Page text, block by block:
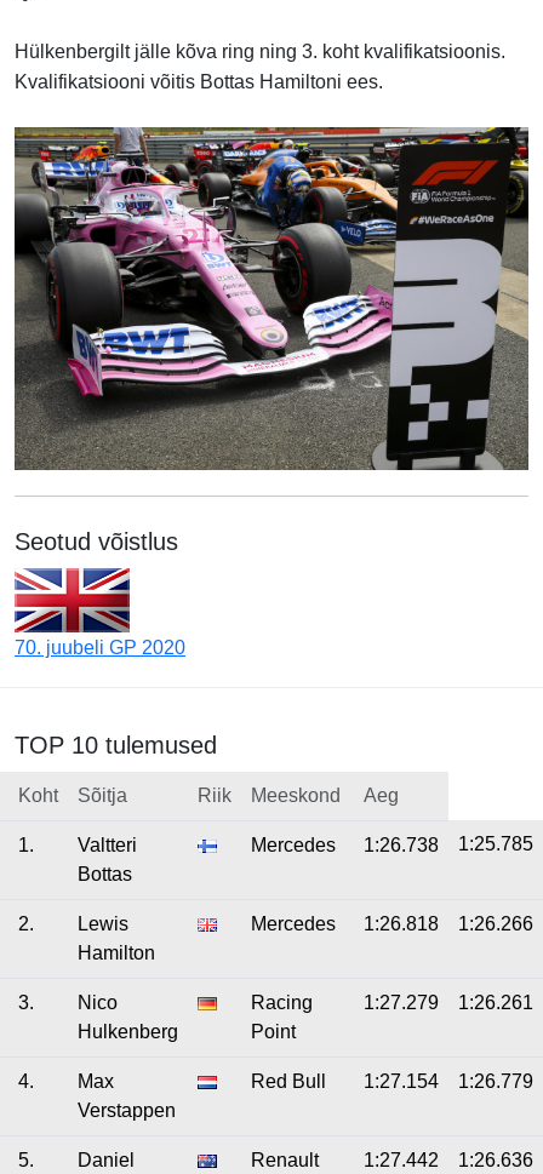
Hülkenbergilt jälle kõva ring ning 3. koht kvalifikatsioonis.
Kvalifikatsiooni võitis Bottas Hamiltoni ees.
Seotud võistlus
70. juubeli GP 2020
TOP 10 tulemused
Koht Sõitja Riik Meeskond Aeg
1.
Valtteri
Bottas
Mercedes 1:26.738 1:25.785
2.
Lewis
Hamilton
Mercedes 1:26.818 1:26.266
3.
Nico
Hulkenberg
Racing
Point
1:27.279 1:26.261
4.
Max
Verstappen
Red Bull 1:27.154 1:26.779
5. Daniel Renault 1:27.442 1:26.636